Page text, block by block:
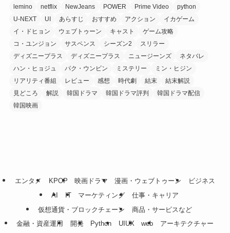
lemino
netflix NewJeans POWER Prime Video
python
U-NEXT
UI あらすじ おすすめ アクション
イカゲーム
イ・ドヒョン
ウェブトゥーン キャスト
ゲーム攻略
コ・ユンジョン
サスペンス シーズン2
スリラー
ディズニープラス
ディズニープラス ニュージーンズ
ネタバレ
ハン・ヒョジュ
パク・ウンビン ミステリー
ミン・ヒジン
リアリティ番組
レビュー 感想 時代劇 結末
結末解説
見どころ
解説 韓国ドラマ 韓国ドラマ評判
韓国ドラマ配信
韓国映画
エンタメ KPOP 映画ドラマ 漫画・ウェブトゥーン
ビジネス
AI
IT マーケティング
仕事・キャリア
仮想通貨・ブロックチェーン
商品・サービスなど
金融・資産運用
開発 Python UIUX web アーキテクチャー